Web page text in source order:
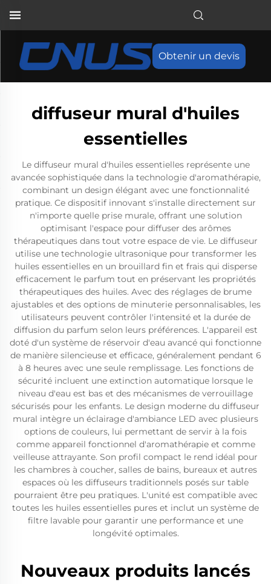
Obtenir un devis
diffuseur mural d'huiles
essentielles
Le diffuseur mural d'huiles essentielles représente une
avancée sophistiquée dans la technologie d'aromathérapie,
combinant un design élégant avec une fonctionnalité
pratique. Ce dispositif innovant s'installe directement sur
n'importe quelle prise murale, offrant une solution
optimisant l'espace pour diffuser des arômes
thérapeutiques dans tout votre espace de vie. Le diffuseur
utilise une technologie ultrasonique pour transformer les
huiles essentielles en un brouillard fin et frais qui disperse
efficacement le parfum tout en préservant les propriétés
thérapeutiques des huiles. Avec des réglages de brume
ajustables et des options de minuterie personnalisables, les
utilisateurs peuvent contrôler l'intensité et la durée de
diffusion du parfum selon leurs préférences. L'appareil est
doté d'un système de réservoir d'eau avancé qui fonctionne
de manière silencieuse et efficace, généralement pendant 6
à 8 heures avec une seule remplissage. Les fonctions de
sécurité incluent une extinction automatique lorsque le
niveau d'eau est bas et des mécanismes de verrouillage
sécurisés pour les enfants. Le design moderne du diffuseur
mural intègre un éclairage d'ambiance LED avec plusieurs
options de couleurs, lui permettant de servir à la fois
comme appareil fonctionnel d'aromathérapie et comme
veilleuse attrayante. Son profil compact le rend idéal pour
les chambres à coucher, salles de bains, bureaux et autres
espaces où les diffuseurs traditionnels posés sur table
pourraient être peu pratiques. L'unité est compatible avec
toutes les huiles essentielles pures et inclut un système de
filtre lavable pour garantir une performance et une
longévité optimales.
Nouveaux produits lancés